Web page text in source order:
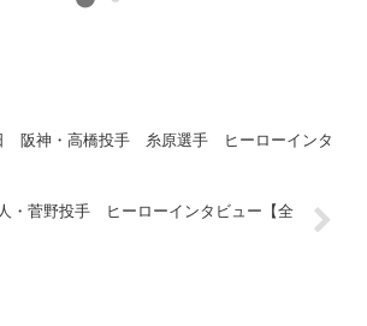
阪神・高橋投手 糸原選手 ヒーローインタ
・菅野投手 ヒーローインタビュー【全